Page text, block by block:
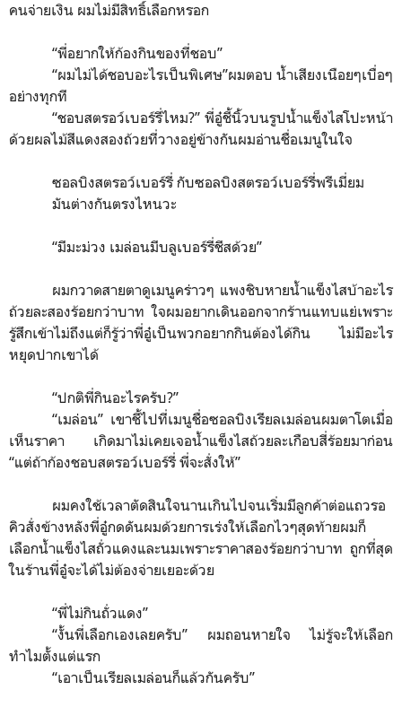
คนจ่ายเงิน ผมไม่มีสิทธิ์เลือกหรอก
“พี่อยากให้ก้องกินของที่ชอบ”
“ผมไม่ได้ชอบอะไรเป็นพิเศษ”ผมตอบ น้ำเสียงเนือยๆเบื่อๆ
อย่างทุกที
“ชอบสตรอว์เบอร์รี่ไหม?” พี่อู๋ชี้นิ้วบนรูปน้ำแข็งไสโปะหน้า
ด้วยผลไม้สีแดงสองถ้วยที่วางอยู่ข้างกันผมอ่านชื่อเมนูในใจ
ซอลบิงสตรอว์เบอร์รี่ กับซอลบิงสตรอว์เบอร์รี่พรีเมี่ยม
มันต่างกันตรงไหนวะ
“มีมะม่วง เมล่อนมีบลูเบอร์รี่ชีสด้วย”
ผมกวาดสายตาดูเมนูคร่าวๆ แพงชิบหายน้ำแข็งไสบ้าอะไร
ถ้วยละสองร้อยกว่าบาท ใจผมอยากเดินออกจากร้านแทบแย่เพราะ
รู้สึกเข้าไม่ถึงแต่ก็รู้ว่าพี่อู๋เป็นพวกอยากกินต้องได้กิน ไม่มีอะไร
หยุดปากเขาได้
“ปกติพี่กินอะไรครับ?”
“เมล่อน” เขาชี้ไปที่เมนูชื่อซอลบิงเรียลเมล่อนผมตาโตเมื่อ
เห็นราคา เกิดมาไม่เคยเจอน้ำแข็งไสถ้วยละเกือบสี่ร้อยมาก่อน
“แต่ถ้าก้องชอบสตรอว์เบอร์รี่ พี่จะสั่งให้”
ผมคงใช้เวลาตัดสินใจนานเกินไปจนเริ่มมีลูกค้าต่อแถวรอ
คิวสั่งข้างหลังพี่อู๋กดดันผมด้วยการเร่งให้เลือกไวๆสุดท้ายผมก็
เลือกน้ำแข็งไสถั่วแดงและนมเพราะราคาสองร้อยกว่าบาท ถูกที่สุด
ในร้านพี่อู๋จะได้ไม่ต้องจ่ายเยอะด้วย
“พี่ไม่กินถั่วแดง”
“งั้นพี่เลือกเองเลยครับ” ผมถอนหายใจ ไม่รู้จะให้เลือก
ทำไมตั้งแต่แรก
“เอาเป็นเรียลเมล่อนก็แล้วกันครับ”